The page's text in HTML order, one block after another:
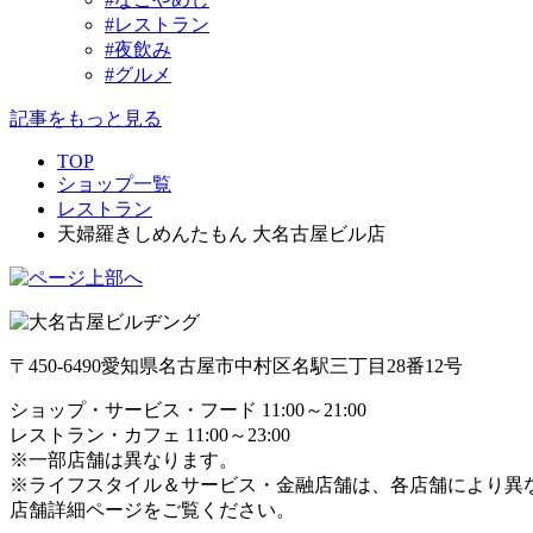
#レストラン
#夜飲み
#グルメ
記事をもっと見る
TOP
ショップ一覧
レストラン
天婦羅きしめんたもん 大名古屋ビル店
〒450-6490愛知県名古屋市中村区名駅三丁目28番12号
ショップ・サービス・フード 11:00～21:00
レストラン・カフェ 11:00～23:00
※一部店舗は異なります。
※ライフスタイル＆サービス・金融店舗は、各店舗により異
店舗詳細ページをご覧ください。